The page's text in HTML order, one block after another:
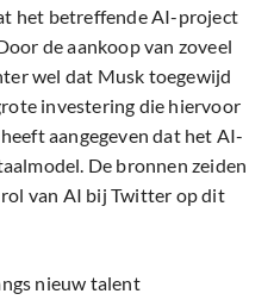
het betreffende AI-project
de aankoop van zoveel
wel dat Musk toegewijd
investering die hiervoor
aangegeven dat het AI-
De bronnen zeiden
van AI bij Twitter op dit
nieuw talent